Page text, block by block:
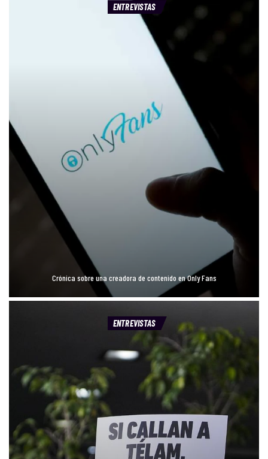
ENTREVISTAS
Crónica sobre una creadora de contenido en Only Fans
ENTREVISTAS